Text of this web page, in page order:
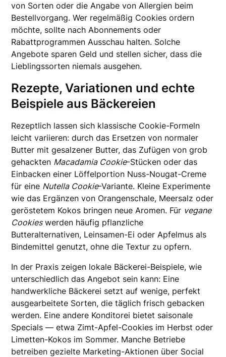
von Sorten oder die Angabe von Allergien beim
Bestellvorgang. Wer regelmäßig Cookies ordern
möchte, sollte nach Abonnements oder
Rabattprogrammen Ausschau halten. Solche
Angebote sparen Geld und stellen sicher, dass die
Lieblingssorten niemals ausgehen.
Rezepte, Variationen und echte
Beispiele aus Bäckereien
Rezeptlich lassen sich klassische Cookie-Formeln
leicht variieren: durch das Ersetzen von normaler
Butter mit gesalzener Butter, das Zufügen von grob
gehackten Macadamia Cookie-Stücken oder das
Einbacken einer Löffelportion Nuss-Nougat-Creme
für eine Nutella Cookie-Variante. Kleine Experimente
wie das Ergänzen von Orangenschale, Meersalz oder
geröstetem Kokos bringen neue Aromen. Für vegane
Cookieswerden häufig pflanzliche
Butteralternativen, Leinsamen-Ei oder Apfelmus als
Bindemittel genutzt, ohne die Textur zu opfern.
In der Praxis zeigen lokale Bäckerei-Beispiele, wie
unterschiedlich das Angebot sein kann: Eine
handwerkliche Bäckerei setzt auf wenige, perfekt
ausgearbeitete Sorten, die täglich frisch gebacken
werden. Eine andere Konditorei bietet saisonale
Specials — etwa Zimt-Apfel-Cookies im Herbst oder
Limetten-Kokos im Sommer. Manche Betriebe
betreiben gezielte Marketing-Aktionen über Social